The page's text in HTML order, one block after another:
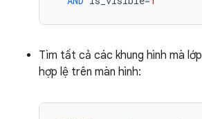
Tìm tất cả các khung hình mà lớp
hợp lệ trên màn hình: